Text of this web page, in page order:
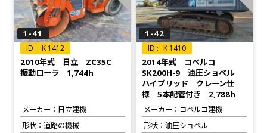
1-41
K 1412
2010年式 日立 ZC35C
振動ローラ 1,744h
メーカー
日立建機
形状
道路の機械
1-42
K 1410
2014年式 コベルコ
SK200H-9 油圧ショベル
ハイブリッド クレーン仕
様 5本配管付き 2,788h
メーカー
コベルコ建機
形状
油圧ショベル